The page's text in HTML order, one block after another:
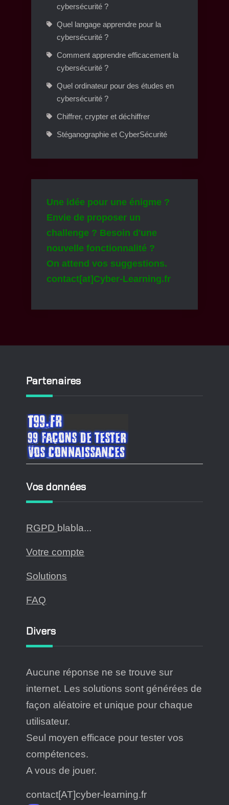
cybersécurité ?
Quel langage apprendre pour la
cybersécurité ?
Comment apprendre efficacement la
cybersécurité ?
Quel ordinateur pour des études en
cybersécurité ?
Chiffrer, crypter et déchiffrer
Stéganographie et CyberSécurité
Une idée pour une énigme ?
Envie de proposer un
challenge ? Besoin d'une
nouvelle fonctionnalité ?
On attend vos suggestions.
contact[at]Cyber-Learning.fr
Partenaires
Vos données
RGPD blabla...
Votre compte
Solutions
FAQ
Divers
Aucune réponse ne se trouve sur
internet. Les solutions sont générées de
façon aléatoire et unique pour chaque
utilisateur.
Seul moyen efficace pour tester vos
compétences.
A vous de jouer.
contact[AT]cyber-learning.fr